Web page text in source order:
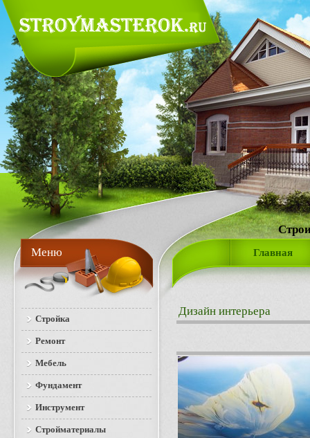
Главная
Дизайн интерьера
Меню
Стройка
Ремонт
Мебель
Фундамент
Инструмент
Стройматериалы